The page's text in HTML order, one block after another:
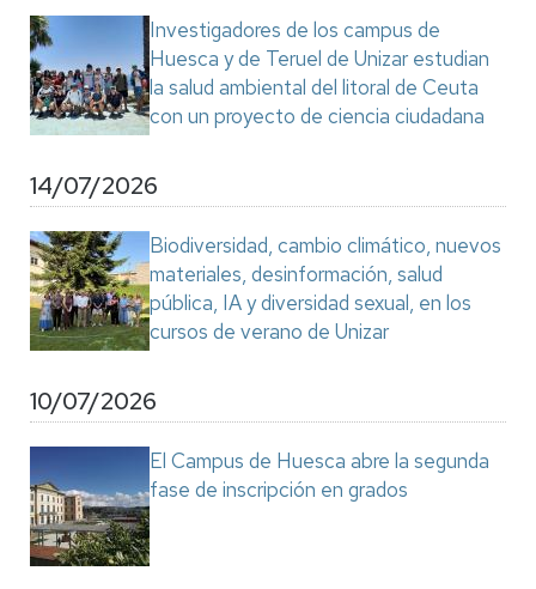
Investigadores de los campus de
Huesca y de Teruel de Unizar estudian
la salud ambiental del litoral de Ceuta
con un proyecto de ciencia ciudadana
14/07/2026
Biodiversidad, cambio climático, nuevos
materiales, desinformación, salud
pública, IA y diversidad sexual, en los
cursos de verano de Unizar
10/07/2026
El Campus de Huesca abre la segunda
fase de inscripción en grados